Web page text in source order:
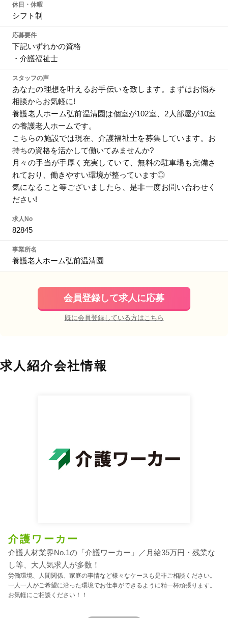
休日・休暇
シフト制
応募要件
下記いずれかの資格
・介護福祉士
スタッフの声
あなたの理想を叶えるお手伝いを致します。まずはお悩み
相談からお気軽に!
養護老人ホーム弘前温清園は個室が102室、2人部屋が10室
の養護老人ホームです。
こちらの施設では現在、介護福祉士を募集しています。お
持ちの資格を活かして働いてみませんか?
月々の手当が手厚く充実していて、無料の駐車場も完備さ
れており、働きやすい環境が整っています◎
気になること等ございましたら、是非一度お問い合わせく
ださい!
求人No
82845
事業所名
養護老人ホーム弘前温清園
会員登録して求人に応募
既に会員登録している方はこちら
求人紹介会社情報
介護ワーカー
介護人材業界No.1の「介護ワーカー」／月給35万円・残業な
し等、大人気求人が多数！
労働環境、人間関係、家庭の事情など様々なケースも是非ご相談ください。
一人一人がご希望に沿った環境でお仕事ができるように精一杯頑張ります。
お気軽にご相談ください！！